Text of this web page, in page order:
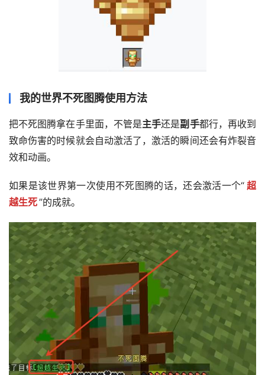
我的世界不死图腾使用方法
把不死图腾拿在手里面，不管是主手还是副手都行，再收到
致命伤害的时候就会自动激活了，激活的瞬间还会有炸裂音
效和动画。
如果是该世界第一次使用不死图腾的话，还会激活一个“ 超
越生死”的成就。